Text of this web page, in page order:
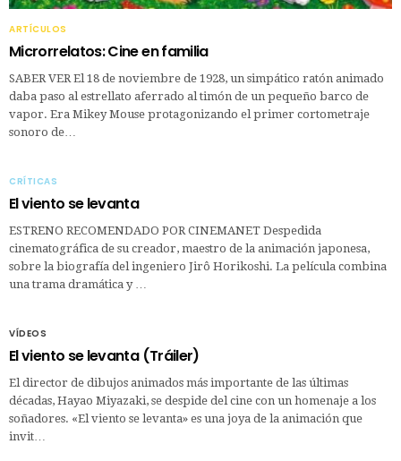
ARTÍCULOS
Microrrelatos: Cine en familia
SABER VER El 18 de noviembre de 1928, un simpático ratón animado
daba paso al estrellato aferrado al timón de un pequeño barco de
vapor. Era Mikey Mouse protagonizando el primer cortometraje
sonoro de…
CRÍTICAS
El viento se levanta
ESTRENO RECOMENDADO POR CINEMANET Despedida
cinematográfica de su creador, maestro de la animación japonesa,
sobre la biografía del ingeniero Jirô Horikoshi. La película combina
una trama dramática y …
VÍDEOS
El viento se levanta (Tráiler)
El director de dibujos animados más importante de las últimas
décadas, Hayao Miyazaki, se despide del cine con un homenaje a los
soñadores. «El viento se levanta» es una joya de la animación que
invit…